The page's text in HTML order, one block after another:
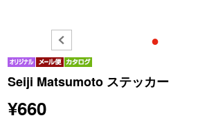
●
Seiji Matsumoto ステッカー
¥660